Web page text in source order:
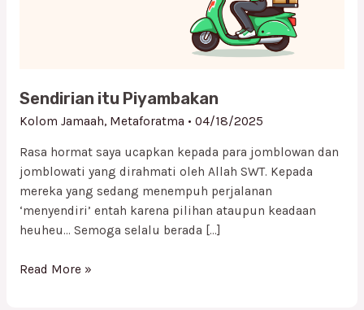
Sendirian itu Piyambakan
Kolom Jamaah, Metaforatma • 04/18/2025
Rasa hormat saya ucapkan kepada para jomblowan dan
jomblowati yang dirahmati oleh Allah SWT. Kepada
mereka yang sedang menempuh perjalanan
‘menyendiri’ entah karena pilihan ataupun keadaan
heuheu… Semoga selalu berada […]
Read More »